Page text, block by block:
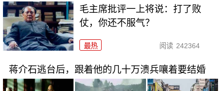
毛主席批评一上将说：打了败
仗，你还不服气？
最热 阅读 242364
蒋介石逃台后，跟着他的几十万溃兵嚷着要结婚